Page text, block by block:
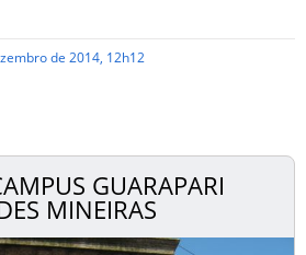
de 2014, 12h12
GUARAPARI
MINEIRAS